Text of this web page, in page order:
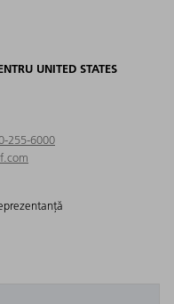
UNITED STATES
255-6000